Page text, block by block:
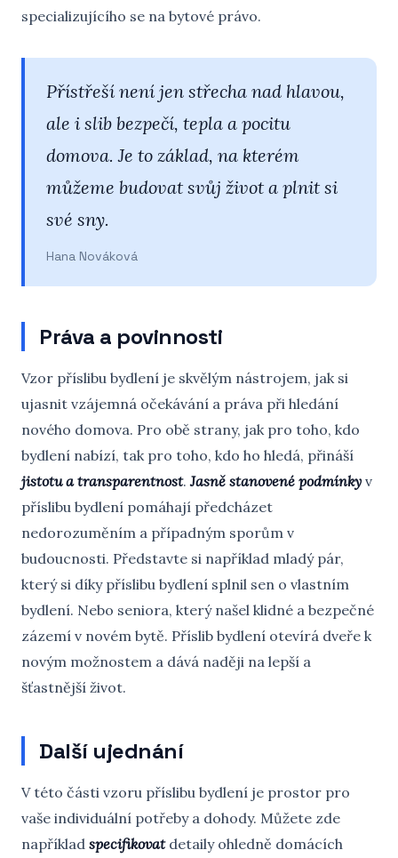
specializujícího se na bytové právo.
Přístřeší není jen střecha nad hlavou,
ale i slib bezpečí, tepla a pocitu
domova. Je to základ, na kterém
můžeme budovat svůj život a plnit si
své sny.
Hana Nováková
Práva a povinnosti
Vzor příslibu bydlení je skvělým nástrojem, jak si
ujasnit vzájemná očekávání a práva při hledání
nového domova. Pro obě strany, jak pro toho, kdo
bydlení nabízí, tak pro toho, kdo ho hledá, přináší
jistotu a transparentnost.Jasně stanovené podmínky v
příslibu bydlení pomáhají předcházet
nedorozuměním a případným sporům v
budoucnosti. Představte si například mladý pár,
který si díky příslibu bydlení splnil sen o vlastním
bydlení. Nebo seniora, který našel klidné a bezpečné
zázemí v novém bytě. Příslib bydlení otevírá dveře k
novým možnostem a dává naději na lepší a
šťastnější život.
Další ujednání
V této části vzoru příslibu bydlení je prostor pro
vaše individuální potřeby a dohody. Můžete zde
například specifikovatdetaily ohledně domácích